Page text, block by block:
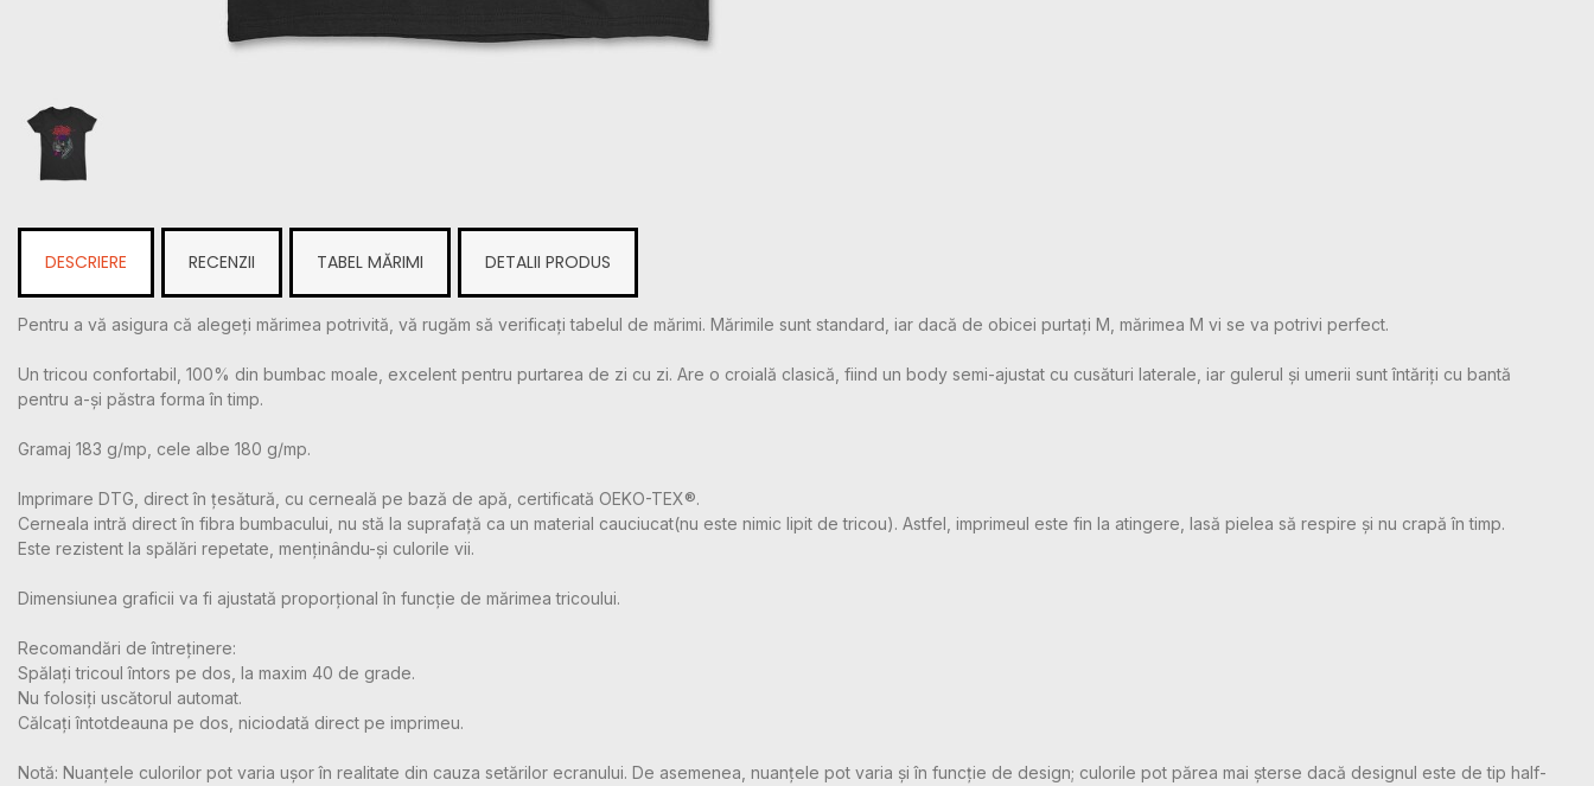
DESCRIERE RECENZII TABEL MĂRIMI DETALII PRODUS
Pentru a vă asigura că alegeți mărimea potrivită, vă rugăm să verificați tabelul de mărimi. Mărimile sunt standard, iar dacă de obicei purtați M, mărimea M vi se va potrivi perfect.
Un tricou confortabil, 100% din bumbac moale, excelent pentru purtarea de zi cu zi. Are o croială clasică, fiind un body semi-ajustat cu cusături laterale, iar gulerul și umerii sunt întăriți cu bantă
pentru a-și păstra forma în timp.
Gramaj 183 g/mp, cele albe 180 g/mp.
Imprimare DTG, direct în țesătură, cu cerneală pe bază de apă, certificată OEKO-TEX®.
Cerneala intră direct în fibra bumbacului, nu stă la suprafață ca un material cauciucat(nu este nimic lipit de tricou). Astfel, imprimeul este fin la atingere, lasă pielea să respire și nu crapă în timp.
Este rezistent la spălări repetate, menținându-și culorile vii.
Dimensiunea graficii va fi ajustată proporțional în funcție de mărimea tricoului.
Recomandări de întreținere:
Spălați tricoul întors pe dos, la maxim 40 de grade.
Nu folosiți uscătorul automat.
Călcați întotdeauna pe dos, niciodată direct pe imprimeu.
Notă: Nuanțele culorilor pot varia ușor în realitate din cauza setărilor ecranului. De asemenea, nuanțele pot varia și în funcție de design; culorile pot părea mai șterse dacă designul este de tip half-